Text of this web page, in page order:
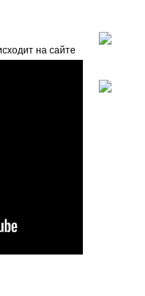
на сайте